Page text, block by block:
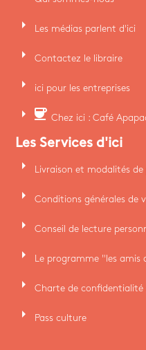
arrow_right Les médias parlent d'ici
arrow_right Contactez le libraire
arrow_right ici pour les entreprises
arrow_right coffee Chez ici : Café
Les Services d'ici
arrow_right Livraison et modalités
arrow_right Conditions générales de
arrow_right Conseil de lecture
arrow_right Le programme "les amis
arrow_right Charte de confidentialité
arrow_right Pass culture